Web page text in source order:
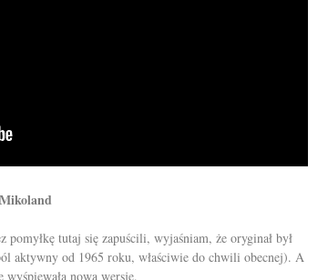
tutaj się zapuścili, wyjaśniam, że oryginał był
aktywny od 1965 roku, właściwie do chwili obecnej). A
nową wersję.